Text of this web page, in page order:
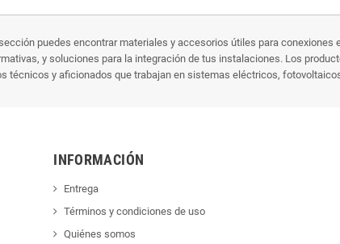
puedes encontrar materiales y accesorios útiles para
y soluciones para la integración de tus instalaciones. Los
técnicos y aficionados que trabajan en sistemas eléctricos,
INFORMACIÓN
Entrega
Términos y condiciones de uso
Quiénes somos